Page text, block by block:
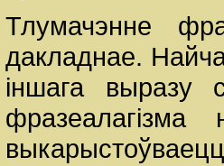
Тлумачэнне
дакладнае.
іншага выразу